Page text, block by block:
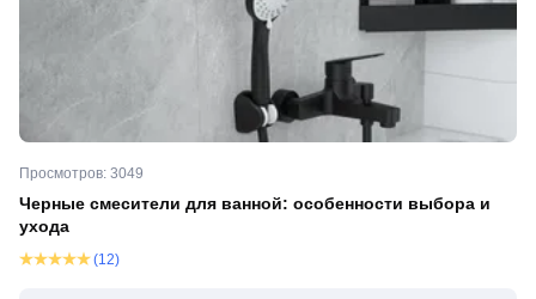
Просмотров: 3049
Черные смесители для ванной: особенности выбора и
ухода
(12)